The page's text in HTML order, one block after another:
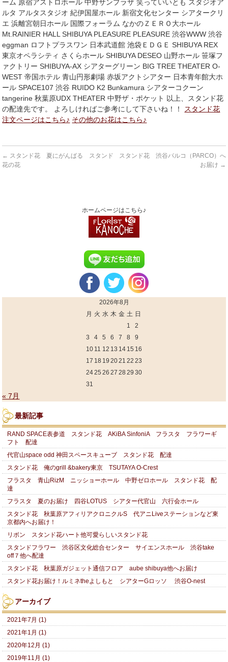
ーム 原宿アストロホール 中野サンプラザ 笑っていいとも スタジオア
ルタ アルタスタジオ 紀伊国屋ホール 新宿文化センター シアタークリ
エ 浜離宮朝日ホール 国際フォーラム なかのＺＥＲＯ大ホール
Mt.RAINIER HALL SHIBUYA PLEASURE PLEASURE 渋谷WWW 渋谷
eggman ロフトプラスワン 日本武道館 池袋ＥＤＧＥ SHIBUYA REX
東京オペラシティ さくらホール SHIBUYA DESEO 山野ホール 笹塚フ
ァクトリー SHIBUYA-AX シアターグリーン BIG TREE THEATER O-
WEST 帝国ホテル 青山円形劇場 赤坂アクトシアター 日本青年館大ホ
ール SPACE107 渋谷 RUIDO K2 Bunkamura シアターコクーン
tangerine 秋葉原UDX THEATER 中野ザ・ポケット 以上、スタンド花
の配達先です。 よろしければご参考にして下さいね！！ スタンド花
注文ページはこちら♪ その他のお花はこちら♪
← スタンド花 夏にがんばる スタンド
花の花
スタンド花 渋谷パルコ（PARCO）へ
お届け →
ホームページはこちら♪
2026年8月
月 火 水 木 金 土 日
1
2
3
4 5 6 7 8
9
10 11 12 13 14 15 16
17 18 19 2021 22 23
2425 26 27 28 29 30
31
« 7月
最新記事
RAND SPACE表参道 スタンド花 AKiBA SinfoniA フラスタ フラワーギ
フト 配達
代官山space odd 神田スペースキューブ スタンド花 配達
スタンド花 俺のgrill &bakery東京 TSUTAYA O-Crest
フラスタ 青山RizM ニッショーホール 中野ゼロホール スタンド花 配
達
フラスタ 夏のお届け 四谷LOTUS シアター代官山 六行会ホール
スタンド花 秋葉原アフィリアクロニクルS 代アニLiveステーションなど東
京都内へお届け！
リボン スタンド花ハート他可愛らしいスタンド花
スタンドフラワー 渋谷区文化総合センター サイエンスホール 渋谷take
off７他へ配達
スタンド花 秋葉原ガジェット通信フロア aube shibuya他へお届け
スタンド花お届け！ルミネtheよしもと シアターGロッソ 渋谷O-nest
アーカイブ
2021年7月 (1)
2021年1月 (1)
2020年12月 (1)
2019年11月 (1)